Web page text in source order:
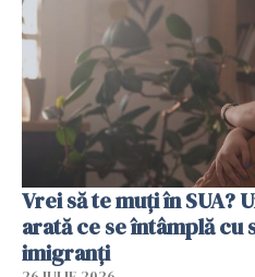
Vrei să te muți în SUA?
arată ce se întâmplă cu
imigranți